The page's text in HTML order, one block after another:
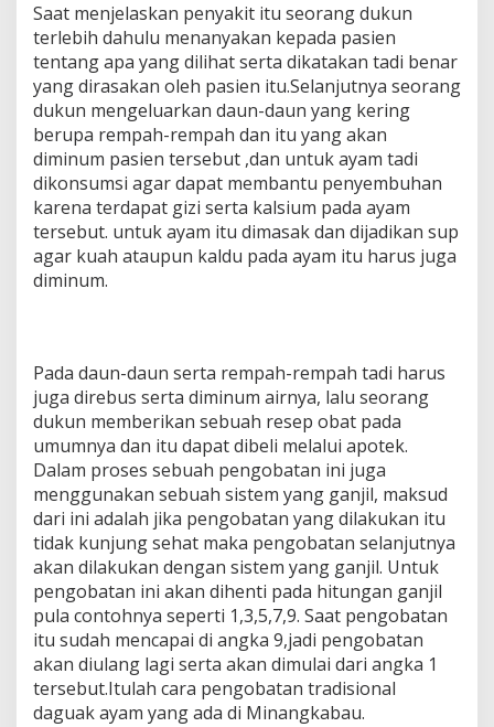
Saat menjelaskan penyakit itu seorang dukun
terlebih dahulu menanyakan kepada pasien
tentang apa yang dilihat serta dikatakan tadi benar
yang dirasakan oleh pasien itu.Selanjutnya seorang
dukun mengeluarkan daun-daun yang kering
berupa rempah-rempah dan itu yang akan
diminum pasien tersebut ,dan untuk ayam tadi
dikonsumsi agar dapat membantu penyembuhan
karena terdapat gizi serta kalsium pada ayam
tersebut. untuk ayam itu dimasak dan dijadikan sup
agar kuah ataupun kaldu pada ayam itu harus juga
diminum.
Pada daun-daun serta rempah-rempah tadi harus
juga direbus serta diminum airnya, lalu seorang
dukun memberikan sebuah resep obat pada
umumnya dan itu dapat dibeli melalui apotek.
Dalam proses sebuah pengobatan ini juga
menggunakan sebuah sistem yang ganjil, maksud
dari ini adalah jika pengobatan yang dilakukan itu
tidak kunjung sehat maka pengobatan selanjutnya
akan dilakukan dengan sistem yang ganjil. Untuk
pengobatan ini akan dihenti pada hitungan ganjil
pula contohnya seperti 1,3,5,7,9. Saat pengobatan
itu sudah mencapai di angka 9,jadi pengobatan
akan diulang lagi serta akan dimulai dari angka 1
tersebut.Itulah cara pengobatan tradisional
daguak ayam yang ada di Minangkabau.